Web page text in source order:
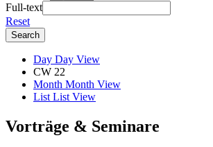
Full-text
Reset
Day Day View
CW 22
Month Month View
List List View
Vorträge & Seminare